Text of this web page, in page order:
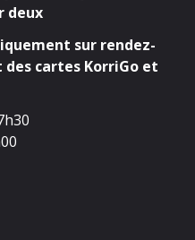
deux
sur rendez-
cartes KorriGo et